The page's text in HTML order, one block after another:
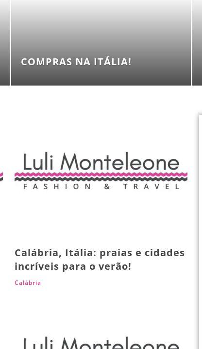
COMPRAS NA ITÁLIA!
Calábria, Itália: praias e cidades
incríveis para o verão!
Calábria